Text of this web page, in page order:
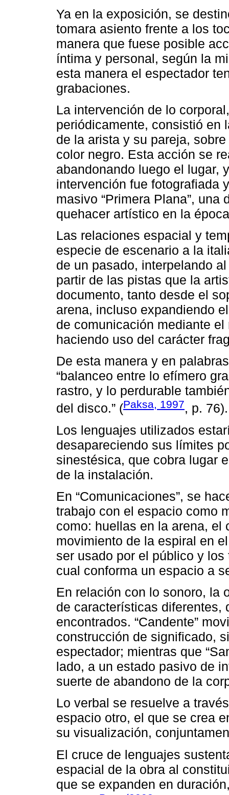
Ya en la exposición, se
tomara asiento frente a los
manera que fuese posible
íntima y personal, según la
esta manera el espectador
grabaciones.
La intervención de lo
periódicamente, consistió en
de la arista y su pareja,
color negro. Esta acción se
abandonando luego el lugar,
intervención fue fotografiada
masivo “Primera Plana”,
quehacer artístico en la
Las relaciones espacial y
especie de escenario a la
de un pasado, interpelando
partir de las pistas que la
documento, tanto desde el
arena, incluso expandiendo
de comunicación mediante
haciendo uso del carácter
De esta manera y en
“balanceo entre lo efímero
rastro, y lo perdurable
del disco.” (Paksa, 1997, p. 76).
Los lenguajes utilizados
desapareciendo sus límites
sinestésica, que cobra lugar
de la instalación.
En “Comunicaciones”, se
trabajo con el espacio como
como: huellas en la arena, el
movimiento de la espiral en
ser usado por el público y
cual conforma un espacio a
En relación con lo sonoro, la
de características diferentes,
encontrados. “Candente”
construcción de significado,
espectador; mientras que
lado, a un estado pasivo de
suerte de abandono de la
Lo verbal se resuelve a
espacio otro, el que se crea
su visualización,
El cruce de lenguajes
espacial de la obra al
que se expanden en